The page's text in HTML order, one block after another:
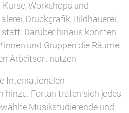
Workshops und
Druckgrafik, Bildhauerei,
Darüber hinaus konnten
und Gruppen die Räume
Arbeitsort nutzen.
Internationalen
hinzu. Fortan trafen sich jedes
Musikstudierende und